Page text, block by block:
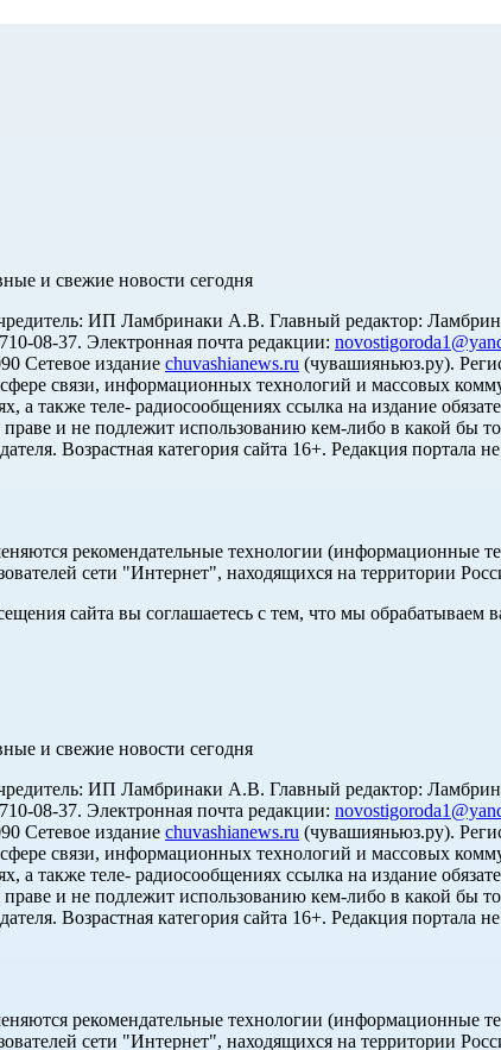
и свежие новости сегодня
ИП Ламбринаки А.В. Главный редактор:
08-37. Электронная почта редакции:
Сетевое издание chuvashianews.ru (чувашияньюз.ру).
связи, информационных технологий и массовых
а также теле- радиосообщениях ссылка на издание
праве и не подлежит использованию кем-либо в какой бы
Возрастная категория сайта 16+. Редакция
рекомендательные технологии (информационные
сети "Интернет", находящихся на территории
сайта вы соглашаетесь с тем, что мы
и свежие новости сегодня
ИП Ламбринаки А.В. Главный редактор:
08-37. Электронная почта редакции:
Сетевое издание chuvashianews.ru (чувашияньюз.ру).
связи, информационных технологий и массовых
а также теле- радиосообщениях ссылка на издание
праве и не подлежит использованию кем-либо в какой бы
Возрастная категория сайта 16+. Редакция
рекомендательные технологии (информационные
сети "Интернет", находящихся на территории